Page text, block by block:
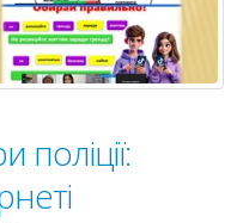
поліції: